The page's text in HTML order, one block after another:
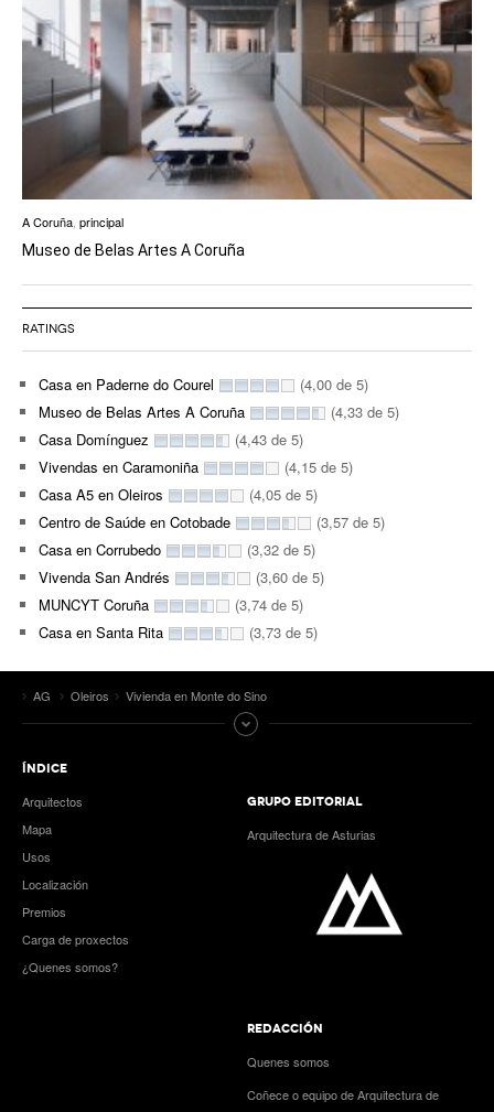
A Coruña principal
Museo de Belas Artes A Coruña
RATINGS
Casa en Paderne do Courel
(4,00 de 5)
Museo de Belas Artes A Coruña
(4,33 de 5)
Casa Domínguez
(4,43 de 5)
Vivendas en Caramoniña
(4,15 de 5)
Casa A5 en Oleiros
(4,05 de 5)
Centro de Saúde en Cotobade
(3,57 de 5)
Casa en Corrubedo
(3,32 de 5)
Vivenda San Andrés
(3,60 de 5)
MUNCYT Coruña
(3,74 de 5)
Casa en Santa Rita
(3,73 de 5)
AG Oleiros Vivienda en Monte do Sino
ÍNDICE
Arquitectos
Mapa
Usos
Localización
Premios
Carga de proxectos
¿Quenes somos?
GRUPO EDITORIAL
Arquitectura de Asturias
REDACCIÓN
Quenes somos
Coñece o equipo de Arquitectura de